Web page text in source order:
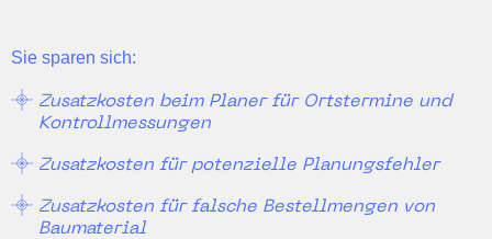
Sie sparen sich:
Zusatzkosten beim Planer für Ortstermine und
Kontrollmessungen
Zusatzkosten für potenzielle Planungsfehler
Zusatzkosten für falsche Bestellmengen von
Baumaterial